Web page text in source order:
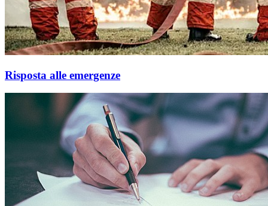
Risposta alle emergenze